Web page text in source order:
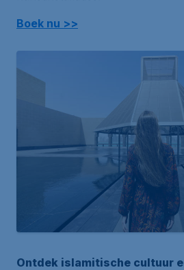
Boek nu >>
Ontdek islamitische cultuur